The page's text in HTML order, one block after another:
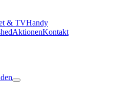
& TVHandy
AktionenKontakt